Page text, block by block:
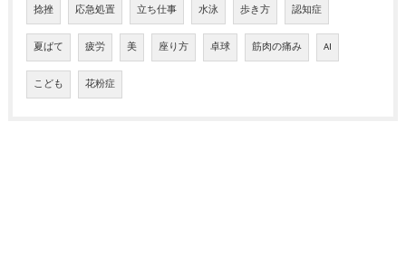
捻挫 応急処置 立ち仕事 水泳 歩き方 認知症
夏ばて 疲労 美 座り方 卓球 筋肉の痛み AI
こども 花粉症